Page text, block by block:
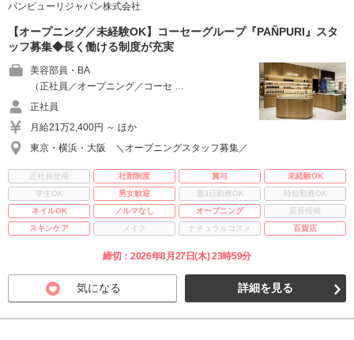
パンピューリジャパン株式会社
【オープニング／未経験OK】コーセーグループ『PAÑPURI』スタ
ッフ募集◆長く働ける制度が充実
美容部員・BA
（正社員／オープニング／コーセ …
正社員
月給21万2,400円 ～ ほか
東京・横浜・大阪 ＼オープニングスタッフ募集／
正社員登用 社割制度 賞与
未経験OK
学生OK
男女歓迎 週3日勤務OK
時短勤務OK
ネイルOK
ノルマなし オープニング
店長候補
スキンケア
メイク ナチュラルコスメ 百貨店
締切：2026年8月27日(木) 23時59分
気になる 詳細を見る